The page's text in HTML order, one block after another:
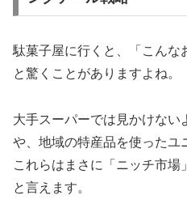
駄菓子屋に行くと、「こんな
と驚くことがありますよね。
大手スーパーでは見かけない
や、地域の特産品を使ったユ
これらはまさに「ニッチ市
と言えます。